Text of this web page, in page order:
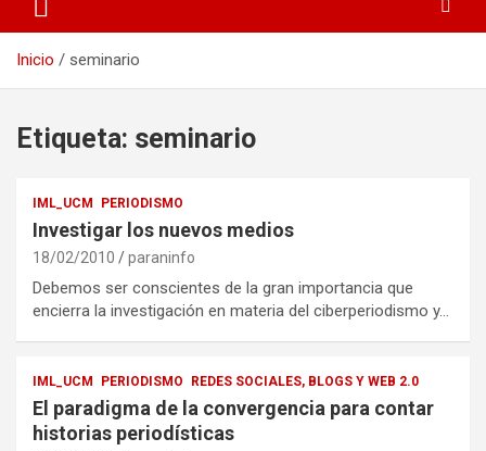
Inicio seminario
Etiqueta: seminario
IML_UCM PERIODISMO
Investigar los nuevos medios
18/02/2010 paraninfo
Debemos ser conscientes de la gran importancia que
encierra la investigación en materia del ciberperiodismo y…
IML_UCM PERIODISMO REDES SOCIALES, BLOGS Y WEB 2.0
El paradigma de la convergencia para contar
historias periodísticas